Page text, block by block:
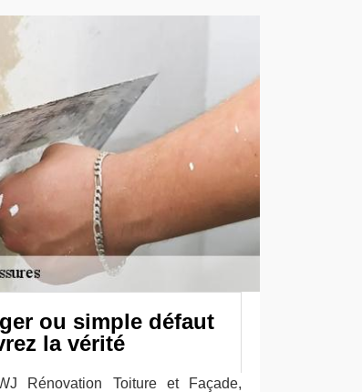
ou simple défaut
la vérité
Rénovation Toiture et Façade,